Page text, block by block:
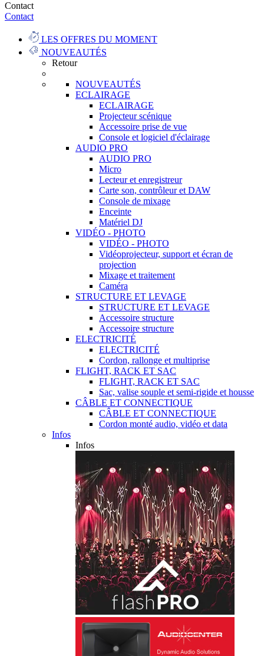
Contact
Contact
LES OFFRES DU MOMENT
NOUVEAUTÉS
Retour
NOUVEAUTÉS
ECLAIRAGE
ECLAIRAGE
Projecteur scénique
Accessoire prise de vue
Console et logiciel d'éclairage
AUDIO PRO
AUDIO PRO
Micro
Lecteur et enregistreur
Carte son, contrôleur et DAW
Console de mixage
Enceinte
Matériel DJ
VIDÉO - PHOTO
VIDÉO - PHOTO
Vidéoprojecteur, support et écran de
projection
Mixage et traitement
Caméra
STRUCTURE ET LEVAGE
STRUCTURE ET LEVAGE
Accessoire structure
Accessoire structure
ELECTRICITÉ
ELECTRICITÉ
Cordon, rallonge et multiprise
FLIGHT, RACK ET SAC
FLIGHT, RACK ET SAC
Sac, valise souple et semi-rigide et housse
CÂBLE ET CONNECTIQUE
CÂBLE ET CONNECTIQUE
Cordon monté audio, vidéo et data
Infos
Infos